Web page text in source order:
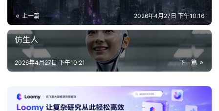
A
讯
专
上一篇 2026年4月27日 下午10:16
仿生人
下一篇
2026年4月27日 下午10:21